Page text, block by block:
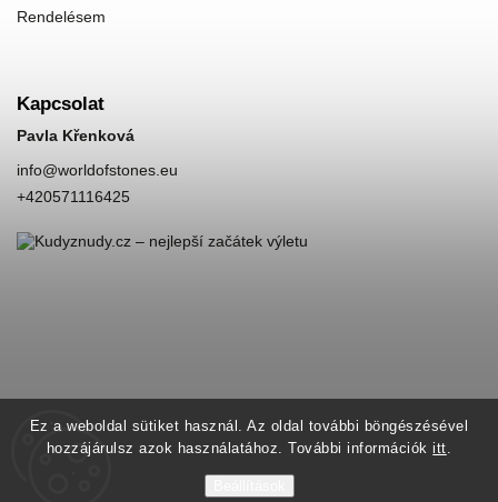
Ez a weboldal sütiket használ. Az oldal további böngészésével
hozzájárulsz azok használatához. További információkitt.
Rendelésem
Kapcsolat
Pavla Křenková
info@worldofstones.eu
+420571116425